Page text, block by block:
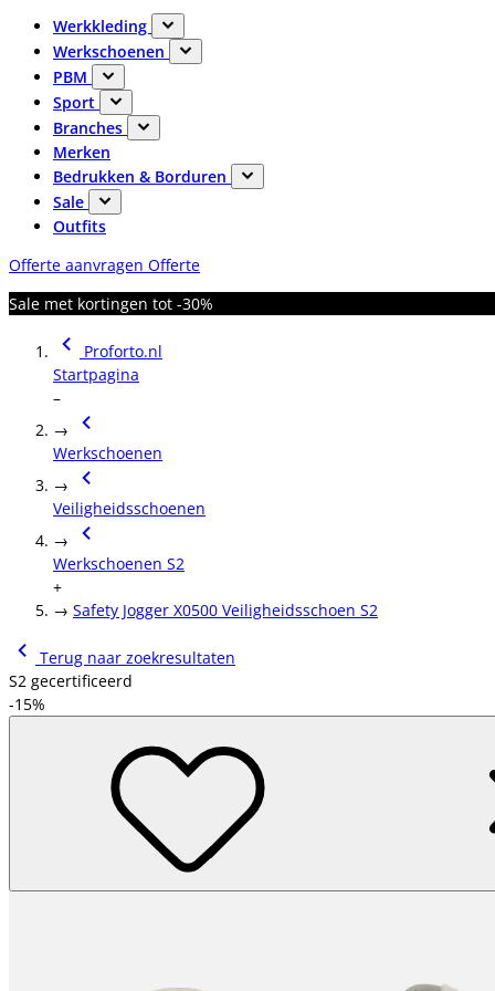
Werkkleding
Werkschoenen
PBM
Sport
Branches
Merken
Bedrukken & Borduren
Sale
Outfits
Offerte aanvragen Offerte
Sale met kortingen tot -30%
Proforto.nl
Startpagina
–
→
Werkschoenen
→
Veiligheidsschoenen
→
Werkschoenen S2
+
→ Safety Jogger X0500 Veiligheidsschoen S2
Terug naar zoekresultaten
S2 gecertificeerd
-15%